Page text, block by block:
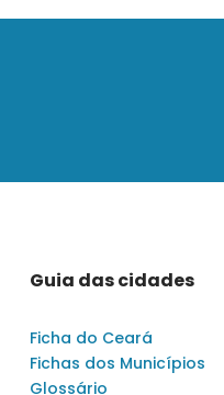
Guia das cidades
Ficha do Ceará
Fichas dos Municípios
Glossário